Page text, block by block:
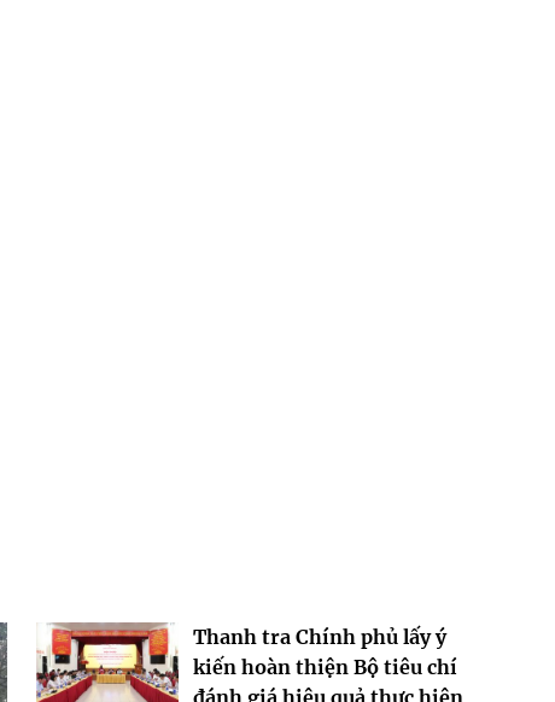
Thanh tra Chính phủ lấy ý
kiến hoàn thiện Bộ tiêu chí
đánh giá hiệu quả thực hiện